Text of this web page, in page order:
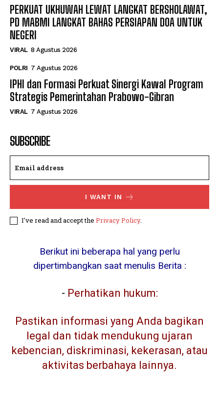
PERKUAT UKHUWAH LEWAT LANGKAT BERSHOLAWAT,
PD MABMI LANGKAT BAHAS PERSIAPAN DOA UNTUK
NEGERI
VIRAL 8 Agustus 2026
POLRI 7 Agustus 2026
IPHI dan Formasi Perkuat Sinergi Kawal Program
Strategis Pemerintahan Prabowo-Gibran
VIRAL 7 Agustus 2026
SUBSCRIBE
I WANT IN
I've read and accept the Privacy Policy.
Berikut ini beberapa hal yang perlu
dipertimbangkan saat menulis Berita :
- Perhatikan hukum:
Pastikan informasi yang Anda bagikan
legal dan tidak mendukung ujaran
kebencian, diskriminasi, kekerasan, atau
aktivitas berbahaya lainnya.